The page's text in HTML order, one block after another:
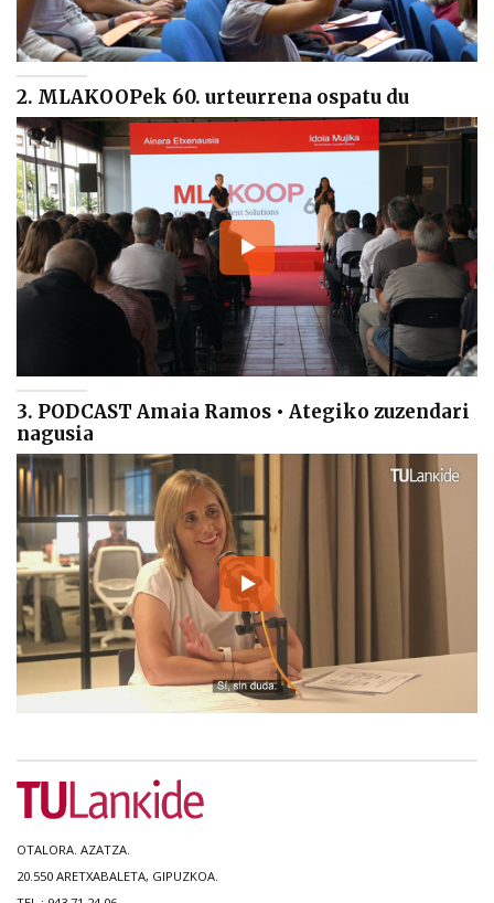
2. MLAKOOPek 60. urteurrena ospatu du
3. PODCAST Amaia Ramos • Ategiko zuzendari
nagusia
OTALORA. AZATZA.
20.550 ARETXABALETA, GIPUZKOA.